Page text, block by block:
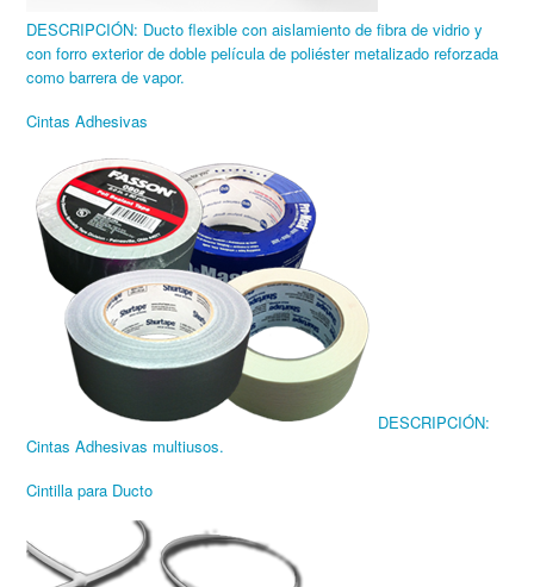
DESCRIPCIÓN: Ducto flexible con aislamiento de fibra de vidrio y
con forro exterior de doble película de poliéster metalizado reforzada
como barrera de vapor.
Cintas Adhesivas
DESCRIPCIÓN:
Cintas Adhesivas multiusos.
Cintilla para Ducto